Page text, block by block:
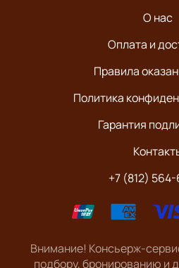
О нас
Оплата и
Правила
Политика
Гарантия
+7 (812)
Внимание! Консьерж-
подбору, бронированию и